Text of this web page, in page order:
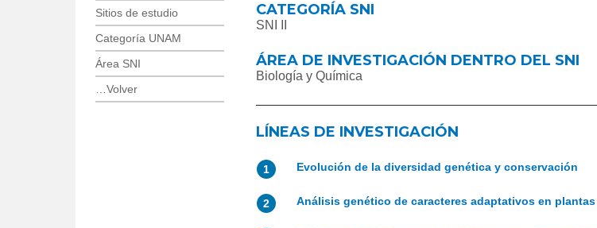
Sitios de estudio
Categoría UNAM
Área SNI
…Volver
CATEGORÍA SNI
SNI II
ÁREA DE INVESTIGACIÓN DENTRO DEL SNI
Biología y Química
LÍNEAS DE INVESTIGACIÓN
1 Evolución de la diversidad genética y conservación
2 Análisis genético de caracteres adaptativos en plantas